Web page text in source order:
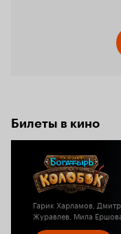
Билеты в кино
Гарик Харламов,
Журавлев, Мила